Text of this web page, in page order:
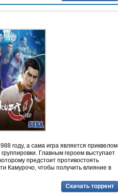
году, а сама игра является приквелом
Главным героем выступает
предстоит противостоять
Камурочо, чтобы получить влияние в
Скачать торрент